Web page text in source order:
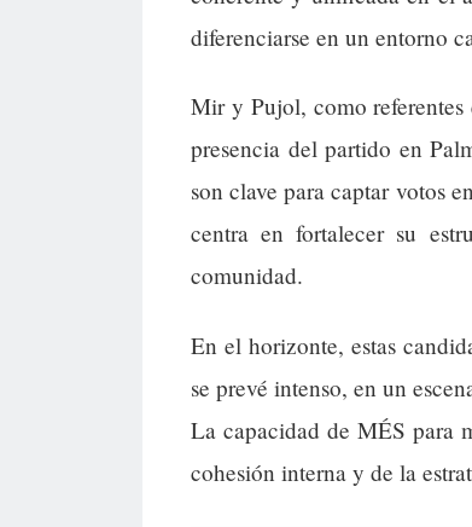
diferenciarse en un entorno
Mir y Pujol, como
presencia del partido en
son clave para captar votos
centra en fortalecer su
comunidad.
En el horizonte, estas
se prevé intenso, en un
La capacidad de MÉS para
cohesión interna y de la